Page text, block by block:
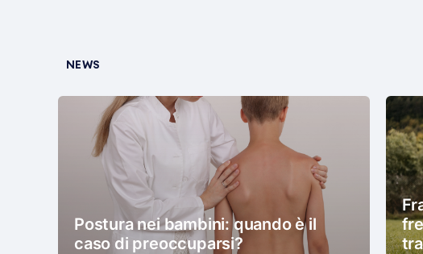
NEWS
Postura nei bambini: quando è il
caso di preoccuparsi?